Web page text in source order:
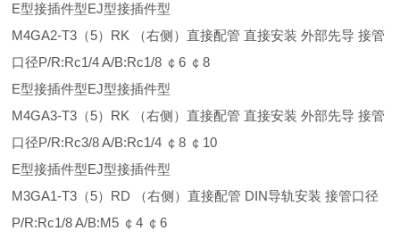
E型接插件型EJ型接插件型
M4GA2-T3（5）RK （右侧）直接配管 直接安装 外部先导 接管
口径P/R:Rc1/4 A/B:Rc1/8 ￠6 ￠8
E型接插件型EJ型接插件型
M4GA3-T3（5）RK （右侧）直接配管 直接安装 外部先导 接管
口径P/R:Rc3/8 A/B:Rc1/4 ￠8 ￠10
E型接插件型EJ型接插件型
M3GA1-T3（5）RD （右侧）直接配管 DIN导轨安装 接管口径
P/R:Rc1/8 A/B:M5 ￠4 ￠6